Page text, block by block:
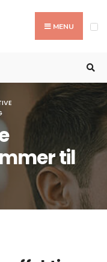
MENU
til